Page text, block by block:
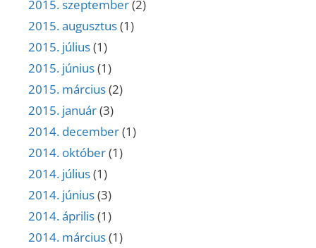
2015. szeptember(2)
2015. augusztus(1)
2015. július(1)
2015. június(1)
2015. március(2)
2015. január(3)
2014. december(1)
2014. október(1)
2014. július(1)
2014. június(3)
2014. április(1)
2014. március(1)